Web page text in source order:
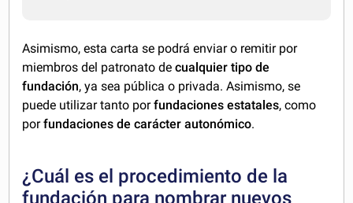
Asimismo, esta carta se podrá enviar o remitir por
miembros del patronato decualquier tipo de
fundación, ya sea pública o privada. Asimismo, se
puede utilizar tanto porfundaciones estatales, como
porfundaciones de carácter autonómico.
¿Cuál es el procedimiento de la
fundación para nombrar nuevos